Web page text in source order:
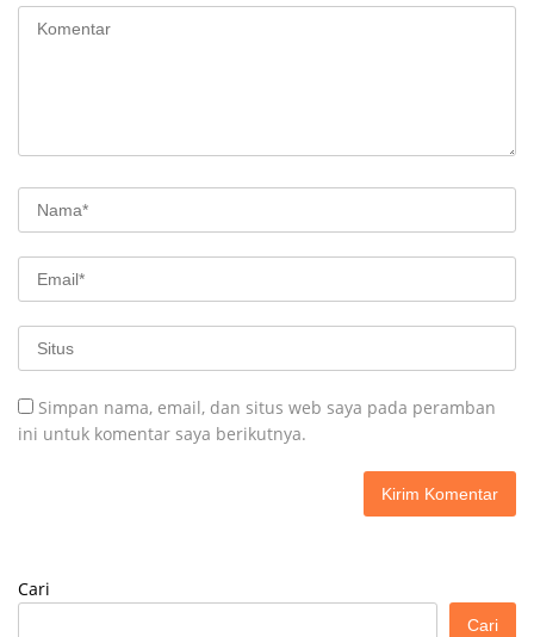
Simpan nama, email, dan situs web saya pada peramban
ini untuk komentar saya berikutnya.
Cari
Cari